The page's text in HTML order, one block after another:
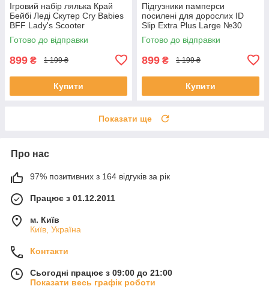
Ігровий набір лялька Край
Бейбі Леді Скутер Cry Babies
BFF Lady's Scooter
Готово до відправки
899 ₴ 1 199 ₴
Купити
Підгузники памперси
посилені для дорослих ID
Slip Extra Plus Large №30
розмір L 115см-155 см
Готово до відправки
899 ₴ 1 199 ₴
Купити
Показати ще
Про нас
97% позитивних з 164 відгуків за рік
Працює з 01.12.2011
м. Київ
Київ, Україна
Контакти
Сьогодні працює з 09:00 до 21:00
Показати весь графік роботи